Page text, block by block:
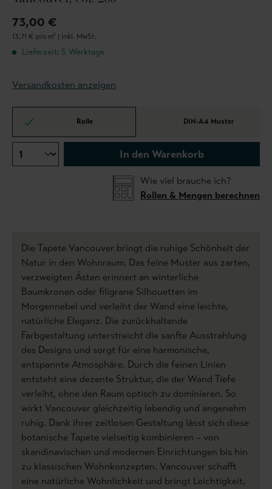
73,00 €
13,71 € pro m² | inkl. MwSt.
Lieferzeit: 5 Werktage
Versandkosten anzeigen
Rolle DIN-A4 Muster
In den Warenkorb
Wie viel brauche ich?
Rollen & Mengen berechnen
Die Tapete Vancouver bringt die ruhige Schönheit der
Natur in den Wohnraum. Das feine Muster aus zarten,
verzweigten Ästen erinnert an winterliche
Baumkronen oder filigrane Silhouetten im
Morgennebel und verleiht der Wand eine leichte,
natürliche Eleganz. Die zurückhaltende
Farbgestaltung unterstreicht die sanfte Ausstrahlung
des Designs und sorgt für eine harmonische,
entspannte Atmosphäre. Durch die feinen Linien
entsteht eine dezente Struktur, die der Wand Tiefe
verleiht, ohne den Raum optisch zu dominieren. So
wirkt Vancouver gleichzeitig lebendig und angenehm
ruhig. Dank ihrer zeitlosen Gestaltung lässt sich diese
botanische Tapete vielseitig kombinieren – von
skandinavischen und modernen Einrichtungen bis hin
zu klassischen Wohnkonzepten. Vancouver schafft
eine natürliche Wohnlichkeit und bringt Leichtigkeit,